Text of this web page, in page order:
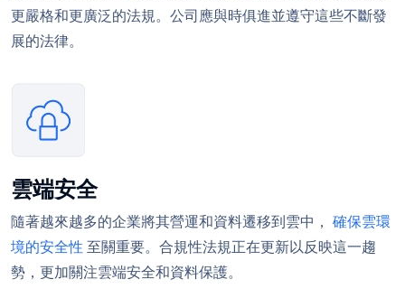
更嚴格和更廣泛的法規。公司應與時俱進並遵守這些不斷發
展的法律。
雲端安全
隨著越來越多的企業將其營運和資料遷移到雲中， 確保雲環
境的安全性 至關重要。合規性法規正在更新以反映這一趨
勢，更加關注雲端安全和資料保護。